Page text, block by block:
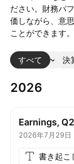
ださい。財務パ
価しながら、意
ことができます。
すべて 決
その他
2026
Earnings, Q2
2026年7月29日
書き起こ